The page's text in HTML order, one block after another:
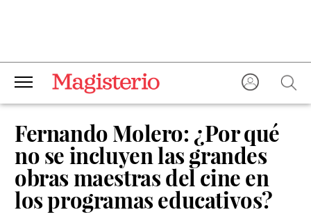
Fernando Molero: ¿Por qué
no se incluyen las grandes
obras maestras del cine en
los programas educativos?